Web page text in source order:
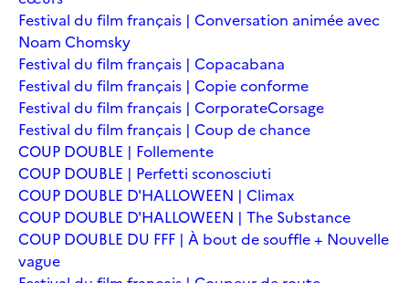
Festival du film français | Conversation animée avec
Noam Chomsky
Festival du film français | Copacabana
Festival du film français | Copie conforme
Festival du film français | CorporateCorsage
Festival du film français | Coup de chance
COUP DOUBLE | Follemente
COUP DOUBLE | Perfetti sconosciuti
COUP DOUBLE D'HALLOWEEN | Climax
COUP DOUBLE D'HALLOWEEN | The Substance
COUP DOUBLE DU FFF | À bout de souffle + Nouvelle
vague